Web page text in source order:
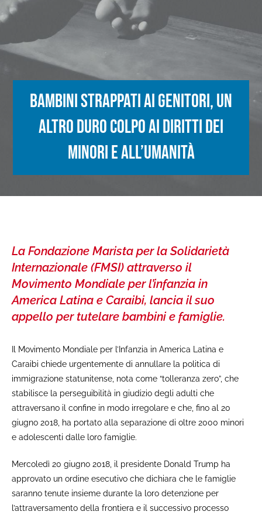
Bambini strappati ai genitori, un
altro duro colpo ai diritti dei
minori e all’umanità
La Fondazione Marista per la Solidarietà
Internazionale (FMSI) attraverso il
Movimento Mondiale per l’infanzia in
America Latina e Caraibi, lancia il suo
appello per tutelare bambini e famiglie.
Il Movimento Mondiale per l’Infanzia in America Latina e
Caraibi chiede urgentemente di annullare la politica di
immigrazione statunitense, nota come “tolleranza zero”, che
stabilisce la perseguibilità in giudizio degli adulti che
attraversano il confine in modo irregolare e che, fino al 20
giugno 2018, ha portato alla separazione di oltre 2000 minori
e adolescenti dalle loro famiglie.
Mercoledì 20 giugno 2018, il presidente Donald Trump ha
approvato un ordine esecutivo che dichiara che le famiglie
saranno tenute insieme durante la loro detenzione per
l’attraversamento della frontiera e il successivo processo